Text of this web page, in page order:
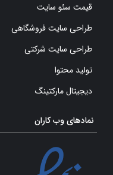
قیمت سئو سایت
طراحی سایت فروشگاهی
طراحی سایت شرکتی
تولید محتوا
دیجیتال مارکتینگ
نمادهای وب کاران